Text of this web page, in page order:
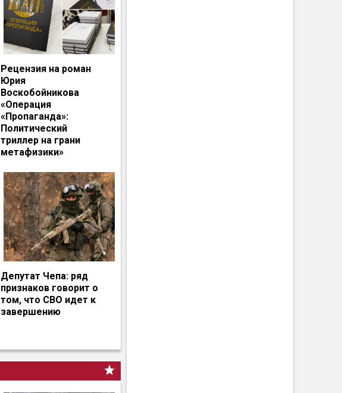
Рецензия на роман
Юрия
Воскобойникова
«Операция
«Пропаганда»:
Политический
триллер на грани
метафизики»
Депутат Чепа: ряд
признаков говорит о
том, что СВО идет к
завершению